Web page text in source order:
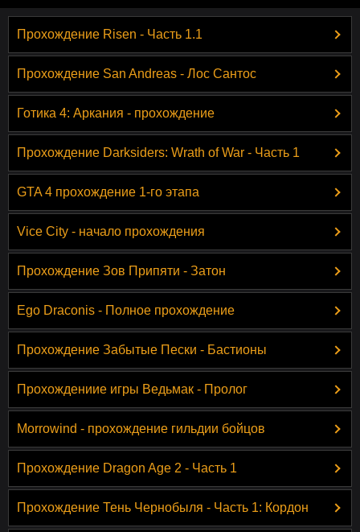
Прохождение Risen - Часть 1.1
Прохождение San Andreas - Лос Сантос
Готика 4: Аркания - прохождение
Прохождение Darksiders: Wrath of War - Часть 1
GTA 4 прохождение 1-го этапа
Vice City - начало прохождения
Прохождение Зов Припяти - Затон
Ego Draconis - Полное прохождение
Прохождение Забытые Пески - Бастионы
Прохождениие игры Ведьмак - Пролог
Morrowind - прохождение гильдии бойцов
Прохождение Dragon Age 2 - Часть 1
Прохождение Тень Чернобыля - Часть 1: Кордон